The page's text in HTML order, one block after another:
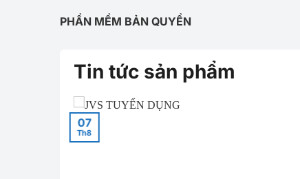
PHẦN MỀM BẢN QUYỀN
Tin tức sản phẩm
07
Th8